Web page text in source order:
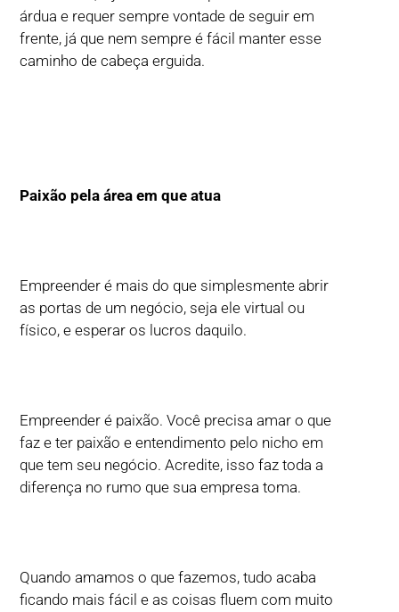
árdua e requer sempre vontade de seguir em
frente, já que nem sempre é fácil manter esse
caminho de cabeça erguida.
Paixão pela área em que atua
Empreender é mais do que simplesmente abrir
as portas de um negócio, seja ele virtual ou
físico, e esperar os lucros daquilo.
Empreender é paixão. Você precisa amar o que
faz e ter paixão e entendimento pelo nicho em
que tem seu negócio. Acredite, isso faz toda a
diferença no rumo que sua empresa toma.
Quando amamos o que fazemos, tudo acaba
ficando mais fácil e as coisas fluem com muito